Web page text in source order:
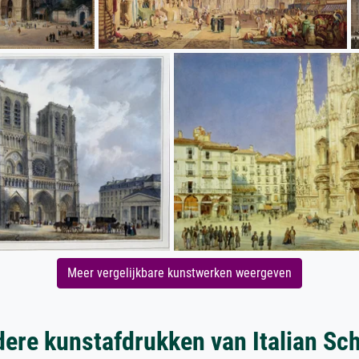
Meer vergelijkbare kunstwerken weergeven
kunstafdrukken van Italian